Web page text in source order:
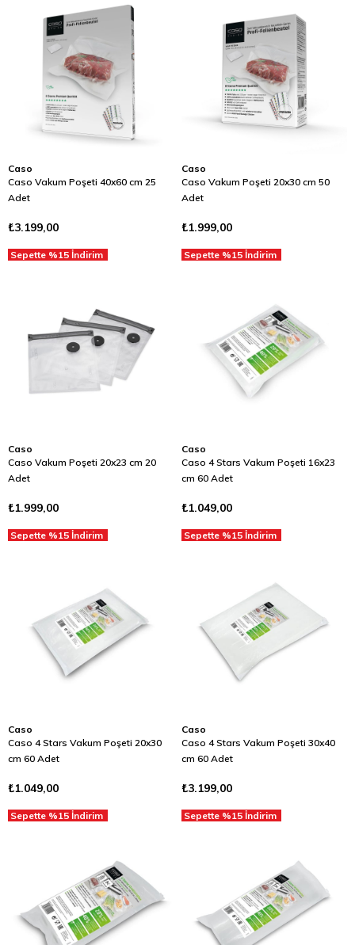
Caso
Caso Vakum Poşeti 40x60 cm 25
Adet
₺3.199,00
Sepette %15 İndirim
Caso
Caso Vakum Poşeti 20x30 cm 50
Adet
₺1.999,00
Sepette %15 İndirim
Caso
Caso Vakum Poşeti 20x23 cm 20
Adet
₺1.999,00
Sepette %15 İndirim
Caso
Caso 4 Stars Vakum Poşeti 16x23
cm 60 Adet
₺1.049,00
Sepette %15 İndirim
Caso
Caso 4 Stars Vakum Poşeti 20x30
cm 60 Adet
₺1.049,00
Sepette %15 İndirim
Caso
Caso 4 Stars Vakum Poşeti 30x40
cm 60 Adet
₺3.199,00
Sepette %15 İndirim